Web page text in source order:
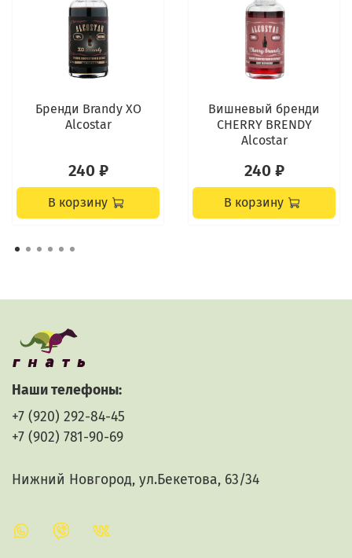
Оптимальная дозировка
: всего один флакон эссенции
идеально подойдет для создания трех литров
великолепного ирландского виски, который по своим
органолептическим качествам не уступает известным
Подарите себе возможность наслаждаться любимым
напитком, созданным с заботой о качестве и вкусе!
Бренди Brandy XO
Alcostar
240 ₽
В корзину
Вишневый бренди
CHERRY BRENDY
Alcostar
240 ₽
В корзину
Наши телефоны:
+7 (920) 292-84-45
+7 (902) 781-90-69
Нижний Новгород, ул.Бекетова, 63/34